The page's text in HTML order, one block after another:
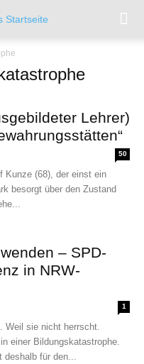
Lehrer)
50
Kunze (68), der einst ein
besorgt über den Zustand
– SPD-
in NRW-
1
Weil sie nicht herrscht.
einer Bildungskatastrophe.
deshalb für den...